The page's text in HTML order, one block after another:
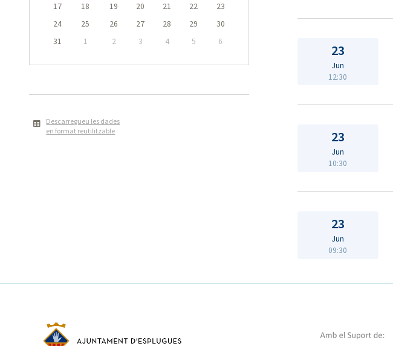
17
18 19 20 21 22
23
24
25 26 27 28 29
30
31
1 2 3 4 5 6
Descarregueu les dades
en format reutilitzable
23
Jun
12:30
23
Jun
10:30
23
Jun
09:30